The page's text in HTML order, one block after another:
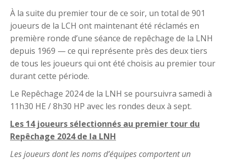
À la suite du premier tour de ce soir, un total de 901
joueurs de la LCH ont maintenant été réclamés en
première ronde d’une séance de repêchage de la LNH
depuis 1969 — ce qui représente près des deux tiers
de tous les joueurs qui ont été choisis au premier tour
durant cette période.
Le Repêchage 2024 de la LNH se poursuivra samedi à
11h30 HE / 8h30 HP avec les rondes deux à sept.
Les 14 joueurs sélectionnés au premier tour du
Repêchage 2024 de la LNH
Les joueurs dont les noms d’équipes comportent un